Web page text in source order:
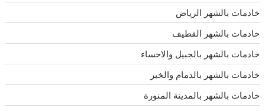
خادمات بالشهر الرياض
خادمات بالشهر القطيف
خادمات بالشهر بالجبيل والاحساء
خادمات بالشهر بالدمام والخبر
خادمات بالشهر بالمدينة المنورة